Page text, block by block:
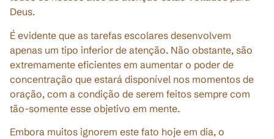
Deus.
É evidente que as tarefas escolares desenvolvem
apenas um tipo inferior de atenção. Não obstante, são
extremamente eficientes em aumentar o poder de
concentração que estará disponível nos momentos de
oração, com a condição de serem feitos sempre com
tão-somente esse objetivo em mente.
Embora muitos ignorem este fato hoje em dia, o